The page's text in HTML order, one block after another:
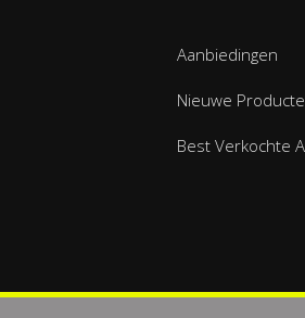
Aanbiedingen
Nieuwe
Best Verkochte